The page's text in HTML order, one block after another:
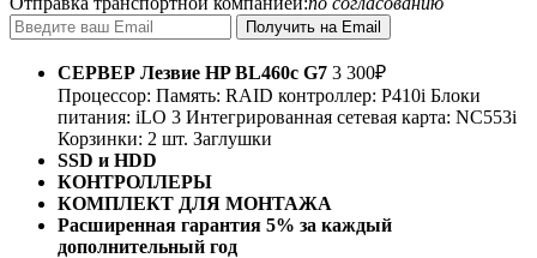
СЕРВЕР Лезвие HP BL460c G7 3 300₽
Процессор: Память: RAID контроллер: P410i Блоки
питания: iLO 3 Интегрированная сетевая карта: NC553i
Корзинки: 2 шт. Заглушки
SSD и HDD
КОНТРОЛЛЕРЫ
КОМПЛЕКТ ДЛЯ МОНТАЖА
Расширенная гарантия 5% за каждый
дополнительный год